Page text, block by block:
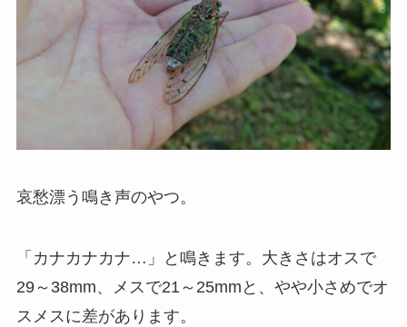
哀愁漂う鳴き声のやつ。
「カナカナカナ…」と鳴きます。大きさはオスで
29～38mm、メスで21～25mmと、やや小さめでオ
スメスに差があります。